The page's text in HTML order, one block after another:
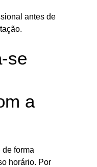
antes de
se
a
forma
horário. Por